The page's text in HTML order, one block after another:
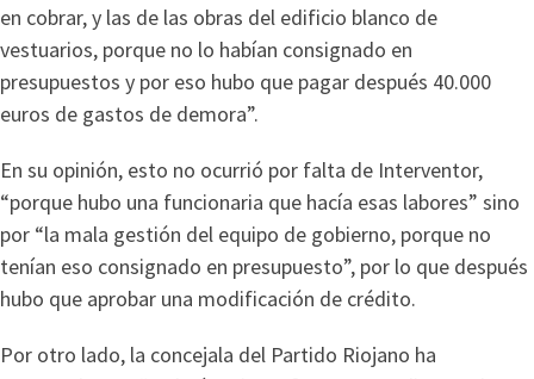
en cobrar, y las de las obras del edificio blanco de
vestuarios, porque no lo habían consignado en
presupuestos y por eso hubo que pagar después 40.000
euros de gastos de demora”.
En su opinión, esto no ocurrió por falta de Interventor,
“porque hubo una funcionaria que hacía esas labores” sino
por “la mala gestión del equipo de gobierno, porque no
tenían eso consignado en presupuesto”, por lo que después
hubo que aprobar una modificación de crédito.
Por otro lado, la concejala del Partido Riojano ha